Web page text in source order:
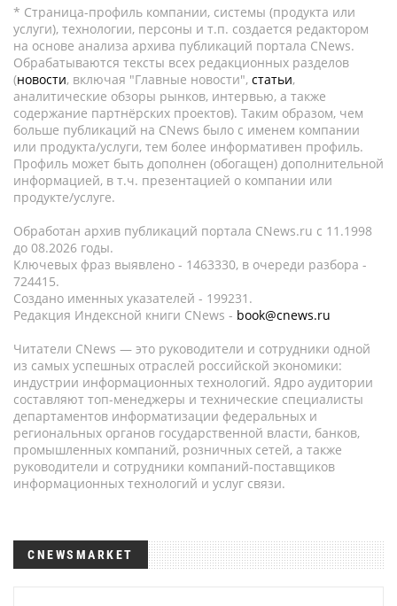
* Страница-профиль компании, системы (продукта или
услуги), технологии, персоны и т.п. создается редактором
на основе анализа архива публикаций портала CNews.
Обрабатываются тексты всех редакционных разделов
(новости, включая "Главные новости", статьи,
аналитические обзоры рынков, интервью, а также
содержание партнёрских проектов). Таким образом, чем
больше публикаций на CNews было с именем компании
или продукта/услуги, тем более информативен профиль.
Профиль может быть дополнен (обогащен) дополнительной
информацией, в т.ч. презентацией о компании или
продукте/услуге.
Обработан архив публикаций портала CNews.ru c 11.1998
до 08.2026 годы.
Ключевых фраз выявлено - 1463330, в очереди разбора -
724415.
Создано именных указателей - 199231.
Редакция Индексной книги CNews - book@cnews.ru
Читатели CNews — это руководители и сотрудники одной
из самых успешных отраслей российской экономики:
индустрии информационных технологий. Ядро аудитории
составляют топ-менеджеры и технические специалисты
департаментов информатизации федеральных и
региональных органов государственной власти, банков,
промышленных компаний, розничных сетей, а также
руководители и сотрудники компаний-поставщиков
информационных технологий и услуг связи.
CNEWSMARKET